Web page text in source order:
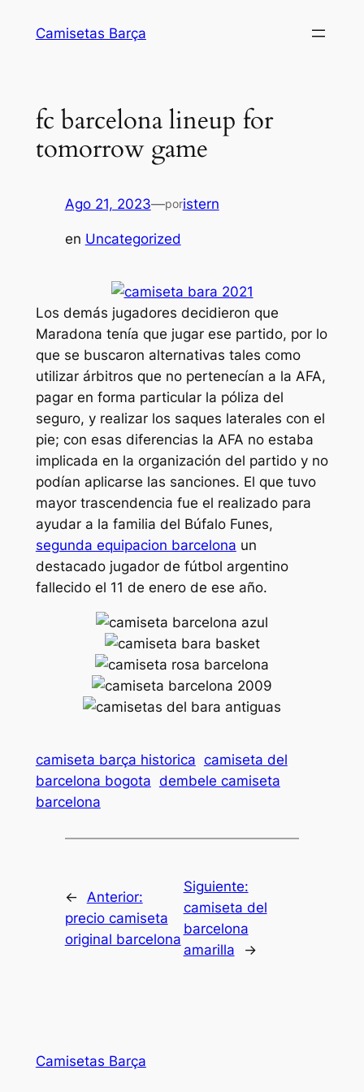
Camisetas Barça
fc barcelona lineup for
tomorrow game
Ago 21, 2023—poristern
en Uncategorized
Los demás jugadores decidieron que
Maradona tenía que jugar ese partido, por lo
que se buscaron alternativas tales como
utilizar árbitros que no pertenecían a la AFA,
pagar en forma particular la póliza del
seguro, y realizar los saques laterales con el
pie; con esas diferencias la AFA no estaba
implicada en la organización del partido y no
podían aplicarse las sanciones. El que tuvo
mayor trascendencia fue el realizado para
ayudar a la familia del Búfalo Funes,
segunda equipacion barcelona un
destacado jugador de fútbol argentino
fallecido el 11 de enero de ese año.
camiseta barça historica camiseta del
barcelona bogota dembele camiseta
barcelona
←
Anterior:
precio camiseta
original barcelona
Siguiente:
camiseta del
barcelona
amarilla
→
Camisetas Barça